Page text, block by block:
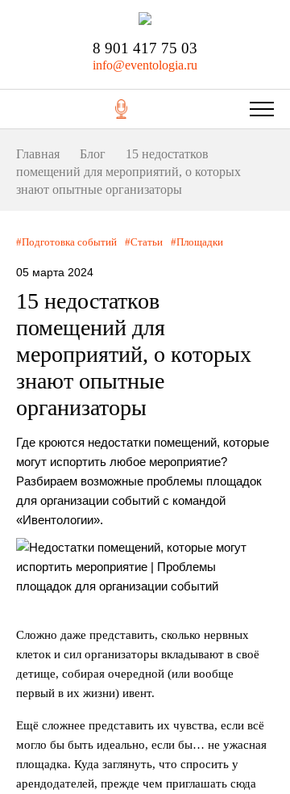
8 901 417 75 03
info@eventologia.ru
Главная Блог
15 недостатков
помещений для мероприятий, о которых
знают опытные организаторы
Подготовка событий Статьи Площадки
05 марта 2024
15 недостатков
помещений для
мероприятий, о которых
знают опытные
организаторы
Где кроются недостатки помещений, которые
могут испортить любое мероприятие?
Разбираем возможные проблемы площадок
для организации событий с командой
«Ивентологии».
Сложно даже представить, сколько нервных
клеток и сил организаторы вкладывают в своё
детище, собирая очередной (или вообще
первый в их жизни) ивент.
Ещё сложнее представить их чувства, если всё
могло бы быть идеально, если бы… не ужасная
площадка. Куда заглянуть, что спросить у
арендодателей, прежде чем приглашать сюда